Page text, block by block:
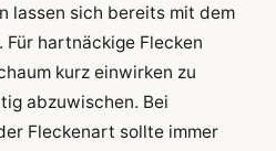
lassen sich bereits mit dem
hartnäckige Flecken
kurz einwirken zu
abzuwischen. Bei
Fleckenart sollte immer